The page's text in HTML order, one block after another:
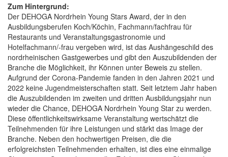
Zum Hintergrund:
Der DEHOGA Nordrhein Young Stars Award, der in den
Ausbildungsberufen Koch/Köchin, Fachmann/fachfrau für
Restaurants und Veranstaltungsgastronomie und
Hotelfachmann/-frau vergeben wird, ist das Aushängeschild des
nordrheinischen Gastgewerbes und gibt den Auszubildenden der
Branche die Möglichkeit, ihr Können unter Beweis zu stellen.
Aufgrund der Corona-Pandemie fanden in den Jahren 2021 und
2022 keine Jugendmeisterschaften statt. Seit letztem Jahr haben
die Auszubildenden im zweiten und dritten Ausbildungsjahr nun
wieder die Chance, DEHOGA Nordrhein Young Star zu werden.
Diese öffentlichkeitswirksame Veranstaltung wertschätzt die
Teilnehmenden für ihre Leistungen und stärkt das Image der
Branche. Neben den hochwertigen Preisen, die die
erfolgreichsten Teilnehmenden erhalten, ist dies eine einmalige